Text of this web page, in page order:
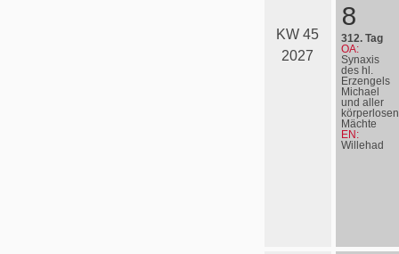
KW 45
2027
8
312. Tag
OA:
Synaxis
des hl.
Erzengels
Michael
und aller
körperlosen
Mächte
EN:
Willehad